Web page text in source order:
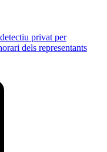
privat per
dels representants